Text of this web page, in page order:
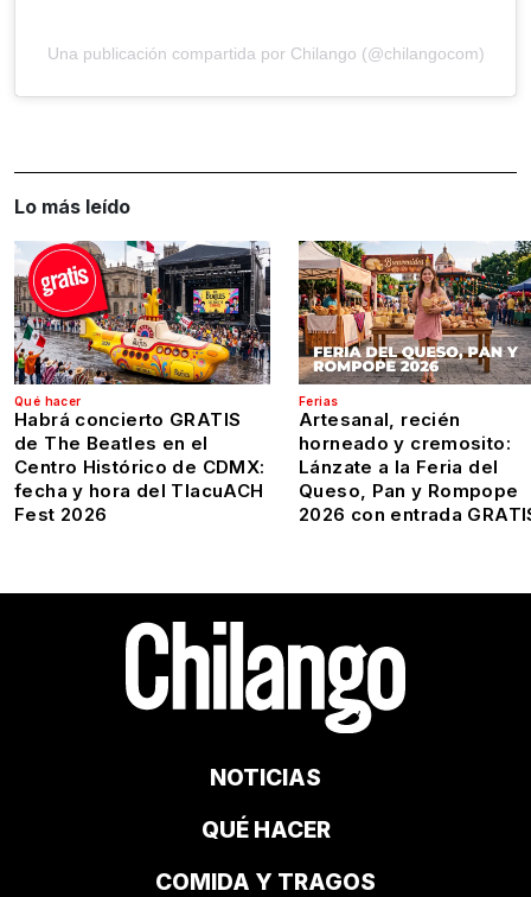
Una publicación compartida por Chilango (@chilangocom)
Lo más leído
Qué hacer
Habrá concierto GRATIS
de The Beatles en el
Centro Histórico de CDMX:
fecha y hora del TlacuACH
Fest 2026
Ferias
Artesanal, recién
horneado y cremosito:
Lánzate a la Feria del
Queso, Pan y Rompope
2026 con entrada
NOTICIAS
QUÉ HACER
COMIDA Y TRAGOS